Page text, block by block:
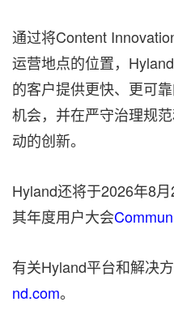
通过将Content
运营地点的位置，
的客户提供更快、更可
机会，并在严守治理规
动的创新。
Hyland还将于2026年8
其年度用户大会
有关Hyland平台和解决
nd.com。